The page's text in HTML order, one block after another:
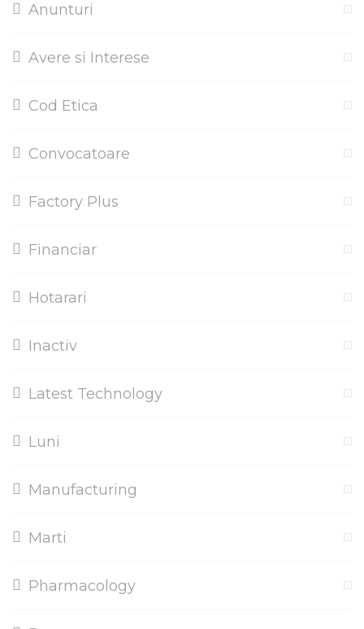
Anunturi
Avere si Interese
Cod Etica
Convocatoare
Factory Plus
Financiar
Hotarari
Inactiv
Latest Technology
Luni
Manufacturing
Marti
Pharmacology